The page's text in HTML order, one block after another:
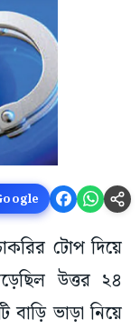
টোপ দিয়ে
উত্তর ২৪
ভাড়া নিয়ে